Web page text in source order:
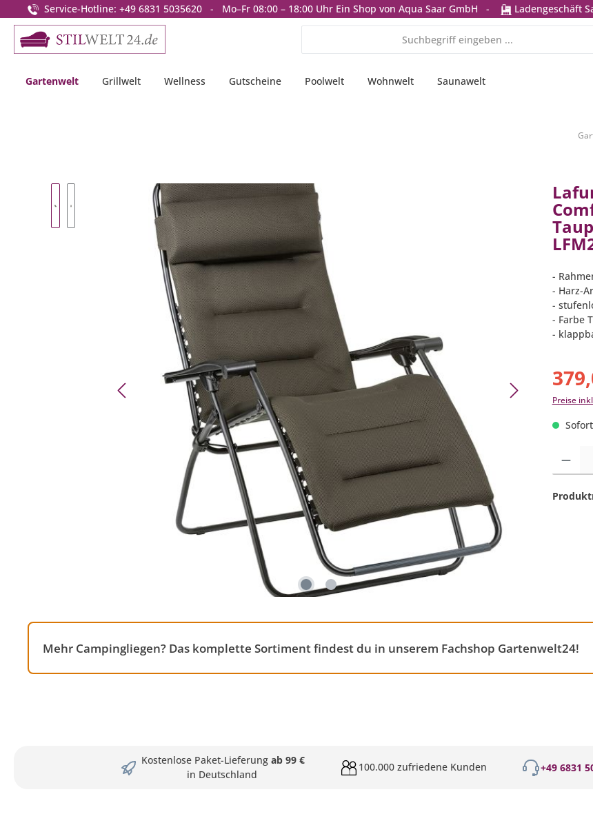
Zur Hauptnavigation springen
Service-Hotline: +49 6831 5035620 - Mo–Fr 08:00 – 18:00 Uhr Ein Shop von Aqua Saar GmbH - Ladengeschäft
Gartenwelt Grillwelt Wellness Gutscheine Poolwelt Wohnwelt Saunawelt
-
- Harz-
-
- Farbe
-
Preise
Produkt
Mehr Campingliegen? Das komplette Sortiment findest du in unserem Fachshop Gartenwelt24!
Kostenlose Paket-Lieferung ab 99 €
in Deutschland
100.000 zufriedene Kunden +49 6831